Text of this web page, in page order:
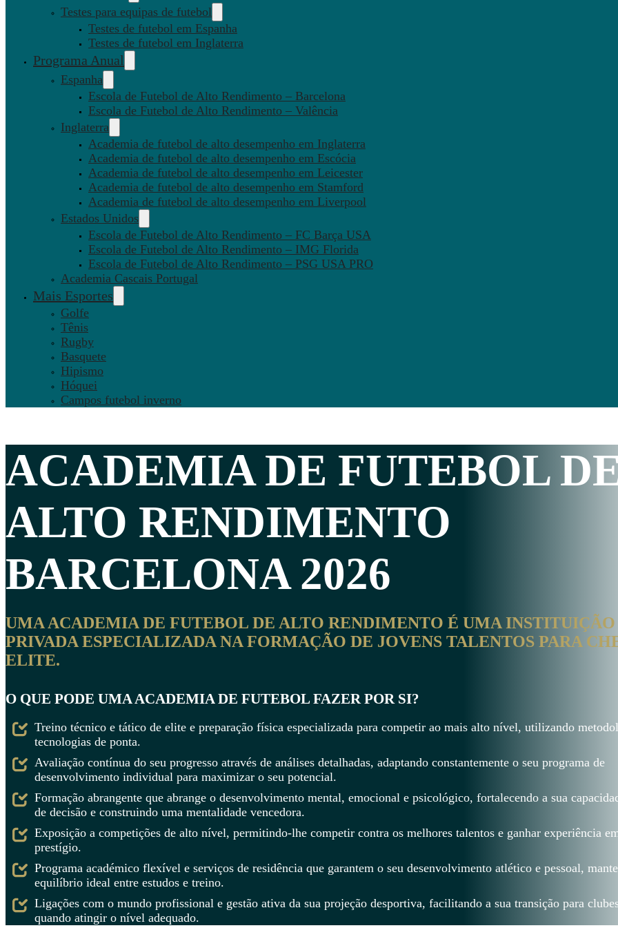
Testes para equipas de futebol
Testes de futebol em Espanha
Testes de futebol em Inglaterra
Programa Anual
Espanha
Escola de Futebol de Alto Rendimento – Barcelona
Escola de Futebol de Alto Rendimento – Valência
Inglaterra
Academia de futebol de alto desempenho em Inglaterra
Academia de futebol de alto desempenho em Escócia
Academia de futebol de alto desempenho em Leicester
Academia de futebol de alto desempenho em Stamford
Academia de futebol de alto desempenho em Liverpool
Estados Unidos
Escola de Futebol de Alto Rendimento – FC Barça USA
Escola de Futebol de Alto Rendimento – IMG Florida
Escola de Futebol de Alto Rendimento – PSG USA PRO
Academia Cascais Portugal
Mais Esportes
Golfe
Tênis
Rugby
Basquete
Hipismo
Hóquei
Campos futebol inverno
ACADEMIA DE FUTEBOL
ALTO RENDIMENTO
BARCELONA2026
UMA ACADEMIA DE FUTEBOL DE ALTO RENDIMENTO É UMA INSTITUIÇÃO
PRIVADA ESPECIALIZADA NA FORMAÇÃO DE JOVENS TALENTOS PARA
ELITE.
O QUE PODE UMA ACADEMIA DE FUTEBOL FAZER POR SI?
Treino técnico e tático de elite e preparação física especializada para competir ao mais alto nível, utilizando
tecnologias de ponta.
Avaliação contínua do seu progresso através de análises detalhadas, adaptando constantemente o seu programa de
desenvolvimento individual para maximizar o seu potencial.
Formação abrangente que abrange o desenvolvimento mental, emocional e psicológico, fortalecendo a sua
de decisão e construindo uma mentalidade vencedora.
Exposição a competições de alto nível, permitindo-lhe competir contra os melhores talentos e ganhar experiência
prestígio.
Programa académico flexível e serviços de residência que garantem o seu desenvolvimento atlético e pessoal,
equilíbrio ideal entre estudos e treino.
Ligações com o mundo profissional e gestão ativa da sua projeção desportiva, facilitando a sua transição para
quando atingir o nível adequado.